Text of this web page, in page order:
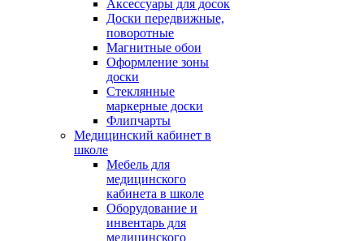
Аксессуары для досок
Доски передвижные,
поворотные
Магнитные обои
Оформление зоны
доски
Стеклянные
маркерные доски
Флипчарты
Медицинский кабинет в
школе
Мебель для
медицинского
кабинета в школе
Оборудование и
инвентарь для
медицинского